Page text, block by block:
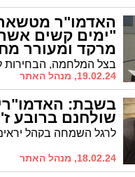
האדמו"ר
"ימים קשים
מרקד ומעורר
ומדנים"
19.02.24, מנהל האתר
בשבת:
שולחנם ברובע ז'
18.02.24, מנהל האתר